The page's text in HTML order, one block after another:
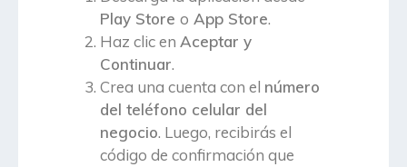
Play Store o App Store.
Haz clic en Aceptar y
Continuar.
Crea una cuenta con el número
del teléfono celular del
negocio. Luego, recibirás el
código de confirmación que